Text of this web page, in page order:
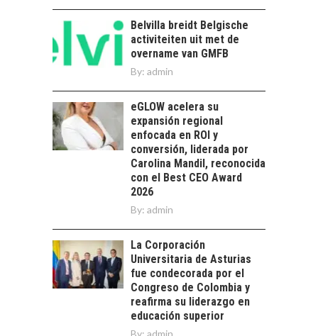
chilenas: clave para un
crecimiento…
CHILE COMO HUB
TECNOLÓGICO DE
AMÉRICA LATINA:
AVANCES Y DESAFÍOS
tecnológico de
América Latina:
avances y desafíos…
LA
TRANSFORMACIÓN
DE LOS RECURSOS
HUMANOS EN LAS
EMPRESAS
CHILENAS
La transformación
estratégica de los
recursos humanos en
las empresas…
FINANCIAMIENTO
PARA PYMES EN
CHILE:
ALTERNATIVAS MÁS
ALLÁ DEL CRÉDITO
Belvilla breidt Belgische
activiteiten uit met de
overname van GMFB
By: admin
eGLOW acelera su
expansión regional
enfocada en ROI y
conversión, liderada por
Carolina Mandil, reconocida
con el Best CEO Award
2026
By: admin
La Corporación
Universitaria de Asturias
fue condecorada por el
Congreso de Colombia y
reafirma su liderazgo en
educación superior